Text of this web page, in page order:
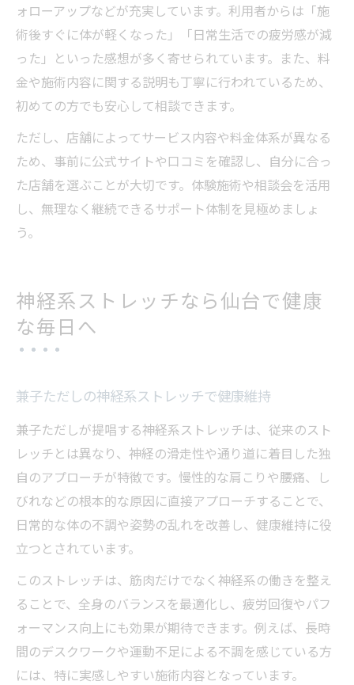
ォローアップなどが充実しています。利用者からは「施
術後すぐに体が軽くなった」「日常生活での疲労感が減
った」といった感想が多く寄せられています。また、料
金や施術内容に関する説明も丁寧に行われているため、
初めての方でも安心して相談できます。
ただし、店舗によってサービス内容や料金体系が異なる
ため、事前に公式サイトや口コミを確認し、自分に合っ
た店舗を選ぶことが大切です。体験施術や相談会を活用
し、無理なく継続できるサポート体制を見極めましょ
う。
神経系ストレッチなら仙台で健康
な毎日へ
兼子ただしの神経系ストレッチで健康維持
兼子ただしが提唱する神経系ストレッチは、従来のスト
レッチとは異なり、神経の滑走性や通り道に着目した独
自のアプローチが特徴です。慢性的な肩こりや腰痛、し
びれなどの根本的な原因に直接アプローチすることで、
日常的な体の不調や姿勢の乱れを改善し、健康維持に役
立つとされています。
このストレッチは、筋肉だけでなく神経系の働きを整え
ることで、全身のバランスを最適化し、疲労回復やパフ
ォーマンス向上にも効果が期待できます。例えば、長時
間のデスクワークや運動不足による不調を感じている方
には、特に実感しやすい施術内容となっています。